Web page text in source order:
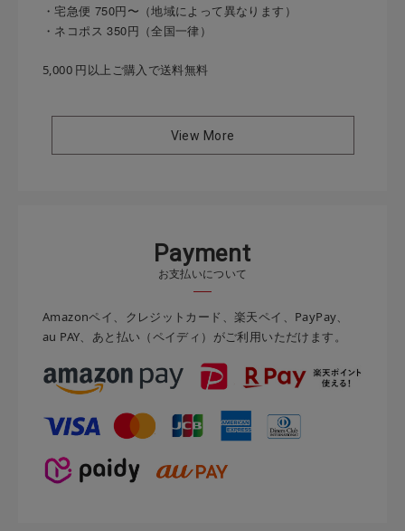
・宅急便 750円〜（地域によって異なります）
・ネコポス 350円（全国一律）
5,000 円以上ご購入で送料無料
View More
Payment
お支払いについて
Amazonペイ、クレジットカード、楽天ペイ、PayPay、
au PAY、あと払い（ペイディ）がご利用いただけます。